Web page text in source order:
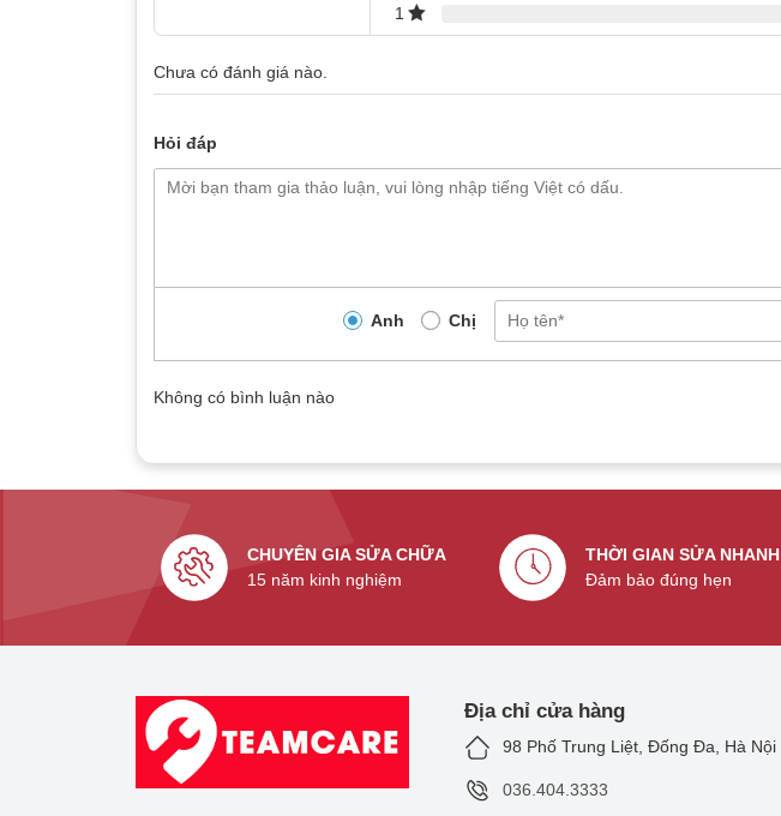
1
Chưa có đánh giá nào.
Hỏi đáp
Anh Chị
Không có bình luận nào
CHUYÊN GIA SỬA CHỮA
15 năm kinh nghiệm
THỜI GIAN SỬA NHANH
Đảm bảo đúng hẹn
Địa chỉ cửa hàng
98 Phố Trung Liệt, Đống Đa, Hà Nội
036.404.3333